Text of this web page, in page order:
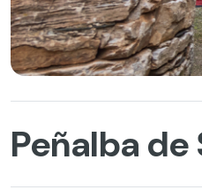
Peñalba